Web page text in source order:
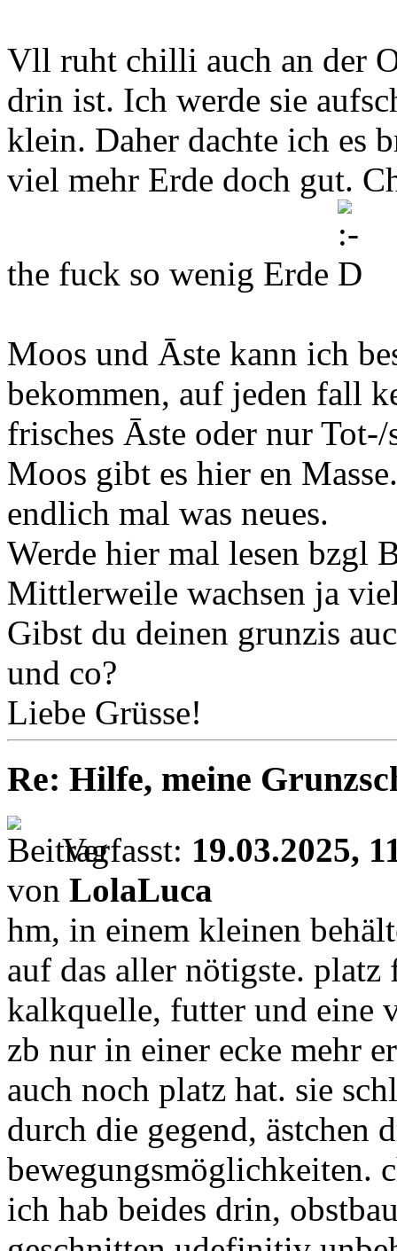
Vll ruht chilli auch an der
drin ist. Ich werde sie
klein. Daher dachte ich es
viel mehr Erde doch gut.
the fuck so wenig Erde
Moos und Āste kann ich
bekommen, auf jeden fall
frisches Āste oder nur
Moos gibt es hier en
endlich mal was neues.
Werde hier mal lesen bzgl
Mittlerweile wachsen ja
Gibst du deinen grunzis
und co?
Liebe Grüsse!
Re: Hilfe, meine
Verfasst: 19.03.2025,
von LolaLuca
hm, in einem kleinen
auf das aller nötigste.
kalkquelle, futter und eine
zb nur in einer ecke mehr
auch noch platz hat. sie
durch die gegend, ästchen
bewegungsmöglichkeiten.
ich hab beides drin,